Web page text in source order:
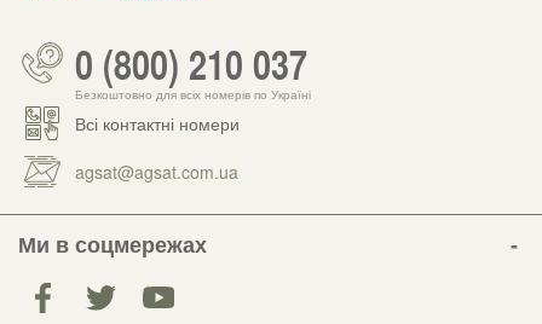
0 (800) 210 037
Безкоштовно для всіх номерів по Україні
Всі контактні номери
agsat@agsat.com.ua
Ми в соцмережах